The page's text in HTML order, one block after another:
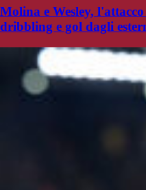
Molina e Wesley,
dribbling e gol dagli